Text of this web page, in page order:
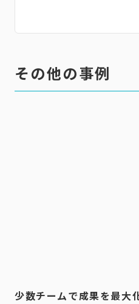
その他の事例
少数チームで成果を最